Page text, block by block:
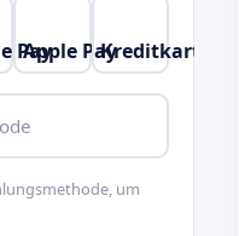
Pay
Apple PayKreditkarte
um